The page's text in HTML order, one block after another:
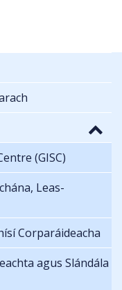
(GISC)
Leas-
Corparáideacha
agus Slándála